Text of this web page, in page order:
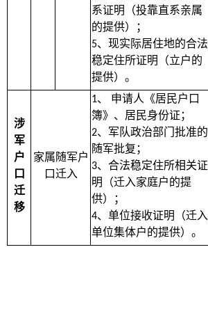
系证明（投靠直系亲属
的提供）；
5、现实际居住地的合法
稳定住所证明（立户的
提供）。
涉
军
户
口
迁
移
家属随军户
口迁入
1、
申请人《居民户口
簿》、居民身份证；
2、军队政治部门批准的
随军批复；
3、合法稳定住所相关证
明（迁入家庭户的提
供）；
4、单位接收证明（迁入
单位集体户的提供）。